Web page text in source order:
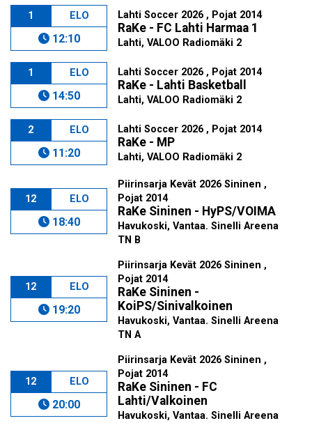
1 ELO
12:10
Lahti Soccer 2026 , Pojat 2014
RaKe - FC Lahti Harmaa 1
Lahti, VALOO Radiomäki 2
1 ELO
14:50
Lahti Soccer 2026 , Pojat 2014
RaKe - Lahti Basketball
Lahti, VALOO Radiomäki 2
2 ELO
11:20
Lahti Soccer 2026 , Pojat 2014
RaKe - MP
Lahti, VALOO Radiomäki 2
12 ELO
18:40
Piirinsarja Kevät 2026 Sininen ,
Pojat 2014
RaKe Sininen - HyPS/VOIMA
Havukoski, Vantaa. Sinelli Areena
TN B
12 ELO
19:20
Piirinsarja Kevät 2026 Sininen ,
Pojat 2014
RaKe Sininen -
KoiPS/Sinivalkoinen
Havukoski, Vantaa. Sinelli Areena
TN A
12 ELO
20:00
Piirinsarja Kevät 2026 Sininen ,
Pojat 2014
RaKe Sininen - FC
Lahti/Valkoinen
Havukoski, Vantaa. Sinelli Areena